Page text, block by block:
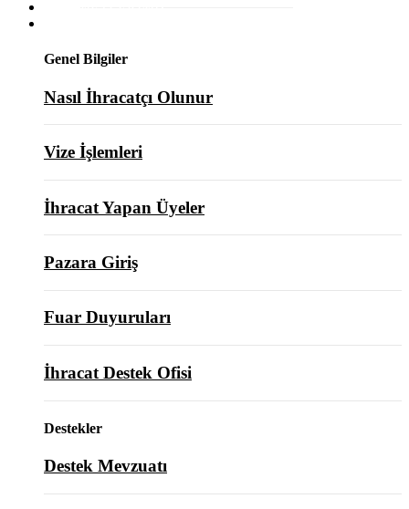
Genel Bilgiler
Nasıl İhracatçı Olunur
Vize İşlemleri
İhracat Yapan Üyeler
Pazara Giriş
Fuar Duyuruları
İhracat Destek Ofisi
Destekler
Destek Mevzuatı